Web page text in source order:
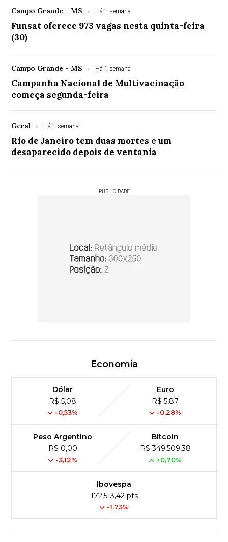
Campo Grande - MS Há 1 semana
Funsat oferece 973 vagas nesta quinta-feira
(30)
Campo Grande - MS Há 1 semana
Campanha Nacional de Multivacinação
começa segunda-feira
Geral Há 1 semana
Rio de Janeiro tem duas mortes e um
desaparecido depois de ventania
PUBLICIDADE
Economia
Dólar
R$ 5,08
-0,53%
Euro
R$ 5,87
-0,28%
Peso Argentino
R$ 0,00
-3,12%
Bitcoin
R$ 349,509,38
+0,70%
Ibovespa
172,513,42 pts
-1.73%